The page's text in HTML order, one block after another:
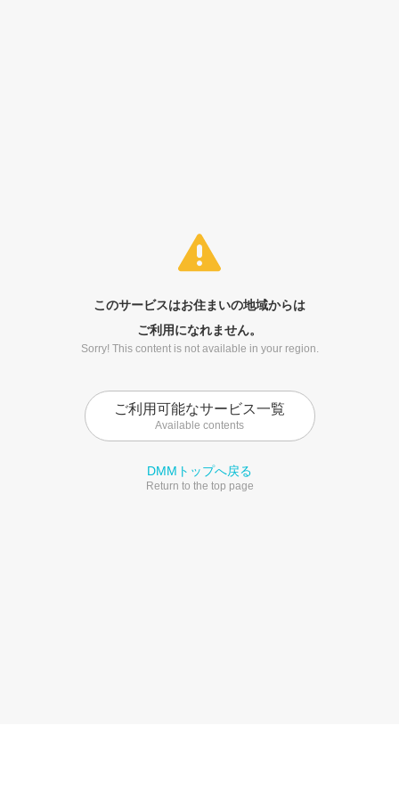
このサービスはお住まいの地域からは
ご利用になれません。
Sorry! This content is not available in your region.
ご利用可能なサービス一覧
Available contents
DMMトップへ戻る
Return to the top page